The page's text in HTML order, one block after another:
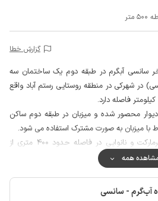
گزارش خطا
سانسی آبگرم در طبقه دوم یک ساختمان سه
(با 18 پله دسترسی) در شهرکی در منطقه روستایی رستم آباد واقع
محصور شده و میزبان در طبقه دوم ساکن
با میزبان به صورت مشترک استفاده می شود.
برای تامین مایحتاج روزانه، سوپرمارکت و نانوایی در فاصله حدود 400 متری از
ایرانسل و همراه اول در مکالمه خوب و
همه
آب‌گرم - سانسی